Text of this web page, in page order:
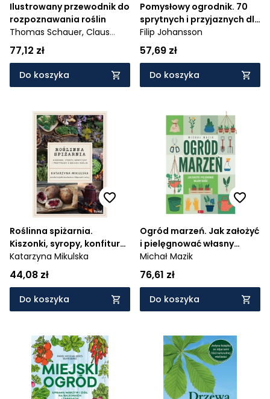
Ilustrowany przewodnik do
rozpoznawania roślin
Thomas Schauer, Claus
Caspari,
77,12 zł
Do koszyka
Pomysłowy ogrodnik. 70
sprytnych i przyjaznych dla
środowiska pomysłów do
ogrodu
Filip Johansson
57,69 zł
Do koszyka
Roślinna spiżarnia.
Kiszonki, syropy, konfitury i
przyprawy z dzikich roślin
Katarzyna Mikulska
44,08 zł
Do koszyka
Ogród marzeń. Jak założyć
i pielęgnować własny
ogród
Michał Mazik
76,61 zł
Do koszyka